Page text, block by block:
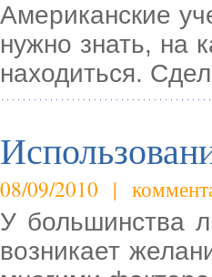
Американские
нужно знать, на
находиться.
08/09/2010 |
У большинства
возникает